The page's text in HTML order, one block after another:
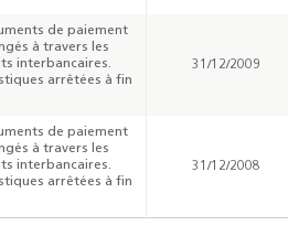
de paiement
à travers les
interbancaires.
arrêtées à fin
31/12/2009
de paiement
à travers les
interbancaires.
arrêtées à fin
31/12/2008